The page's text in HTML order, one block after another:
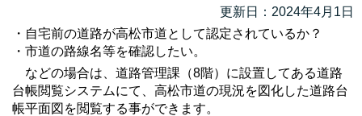
更新日：2024年4月1日
・自宅前の道路が高松市道として認定されているか？
・市道の路線名等を確認したい。
などの場合は、道路管理課（8階）に設置してある道路
台帳閲覧システムにて、高松市道の現況を図化した道路台
帳平面図を閲覧する事ができます。